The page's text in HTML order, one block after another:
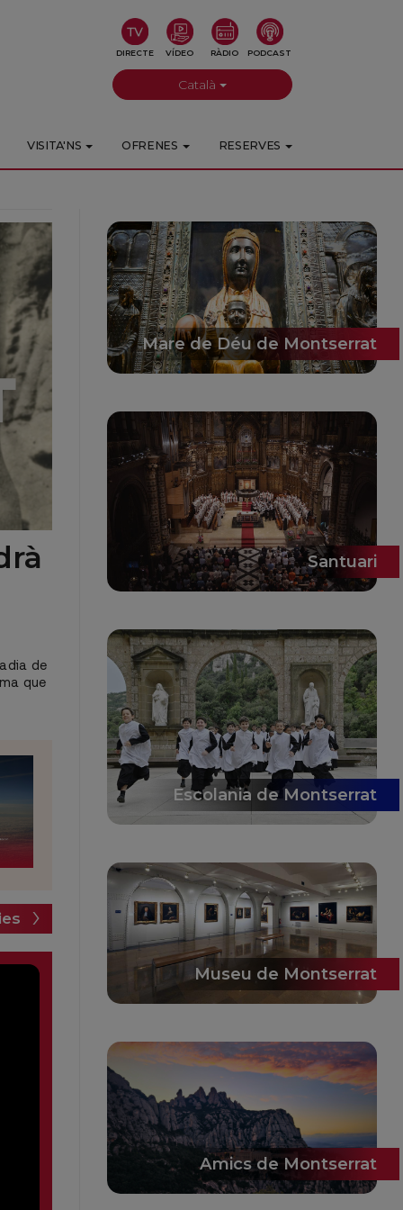
DIRECTE VÍDEO RÀDIO PODCAST
Català
VISITA'NS OFRENES RESERVES
de
que
Mare de Déu de Montserrat
Santuari
Escolania de Montserrat
Museu de Montserrat
Amics de Montserrat